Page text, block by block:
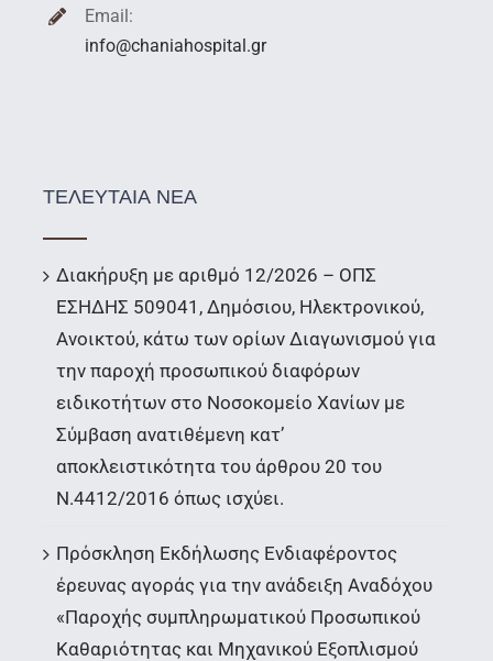
Email:
info@chaniahospital.gr
ΤΕΛΕΥΤΑΙΑ ΝΕΑ
Διακήρυξη με αριθμό 12/2026 – ΟΠΣ
ΕΣΗΔΗΣ 509041, Δημόσιου, Ηλεκτρονικού,
Ανοικτού, κάτω των ορίων Διαγωνισμού για
την παροχή προσωπικού διαφόρων
ειδικοτήτων στο Νοσοκομείο Χανίων με
Σύμβαση ανατιθέμενη κατ’
αποκλειστικότητα του άρθρου 20 του
Ν.4412/2016 όπως ισχύει.
Πρόσκληση Εκδήλωσης Ενδιαφέροντος
έρευνας αγοράς για την ανάδειξη Αναδόχου
«Παροχής συμπληρωματικού Προσωπικού
Καθαριότητας και Μηχανικού Εξοπλισμού